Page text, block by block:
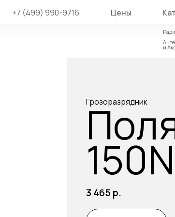
Цены
+7 (499) 990-9716
и
и
Грозоразрядник
150N
3 465 р.